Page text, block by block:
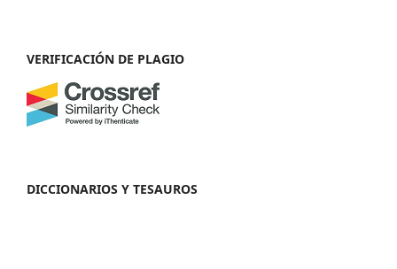
VERIFICACIÓN DE PLAGIO
DICCIONARIOS Y TESAUROS